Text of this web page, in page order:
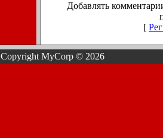
Добавлять
[
Copyright MyCorp © 2026